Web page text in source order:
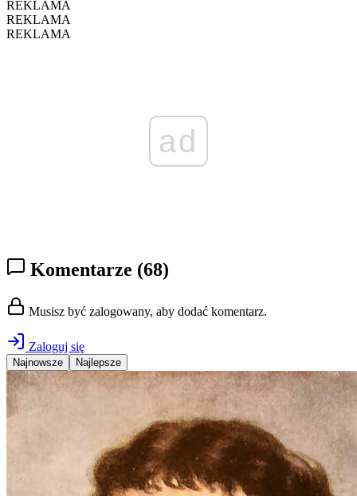
REKLAMA
REKLAMA
REKLAMA
ad
Komentarze (68)
Musisz być zalogowany, aby dodać komentarz.
Zaloguj się
Najnowsze Najlepsze